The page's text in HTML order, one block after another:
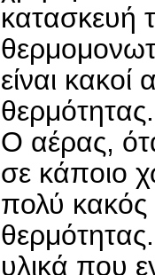
κατασκευή
είναι κακοί
θερμότητας.
Ο αέρας,
σε κάποιο
πολύ
υλικά που